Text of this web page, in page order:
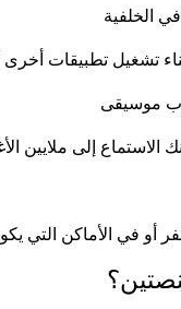
الخلفية